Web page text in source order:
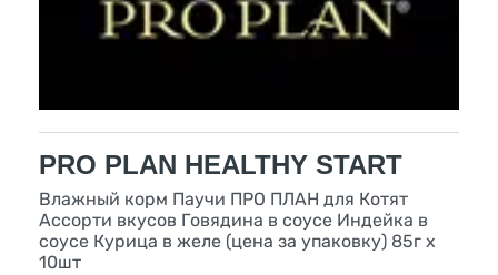
PRO PLAN HEALTHY START
Влажный корм Паучи ПРО ПЛАН для Котят
Ассорти вкусов Говядина в соусе Индейка в
соусе Курица в желе (цена за упаковку) 85г х
10шт